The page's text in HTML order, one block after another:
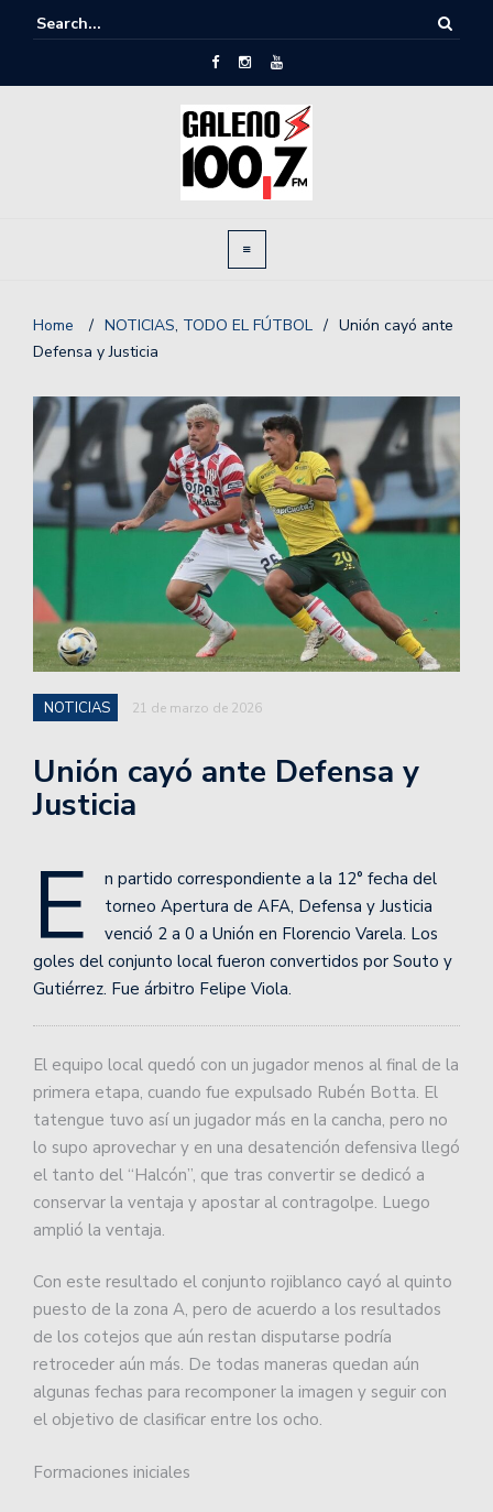
Home / NOTICIAS, TODO EL FÚTBOL / Unión cayó ante
Defensa y Justicia
NOTICIAS 21 de marzo de 2026
Unión cayó ante Defensa y
Justicia
E
n partido correspondiente a la 12° fecha del
torneo Apertura de AFA, Defensa y Justicia
venció 2 a 0 a Unión en Florencio Varela. Los
goles del conjunto local fueron convertidos por Souto y
Gutiérrez. Fue árbitro Felipe Viola.
El equipo local quedó con un jugador menos al final de la
primera etapa, cuando fue expulsado Rubén Botta. El
tatengue tuvo así un jugador más en la cancha, pero no
lo supo aprovechar y en una desatención defensiva llegó
el tanto del “Halcón”, que tras convertir se dedicó a
conservar la ventaja y apostar al contragolpe. Luego
amplió la ventaja.
Con este resultado el conjunto rojiblanco cayó al quinto
puesto de la zona A, pero de acuerdo a los resultados
de los cotejos que aún restan disputarse podría
retroceder aún más. De todas maneras quedan aún
algunas fechas para recomponer la imagen y seguir con
el objetivo de clasificar entre los ocho.
Formaciones iniciales